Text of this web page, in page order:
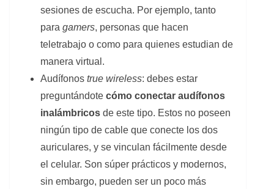
sesiones de escucha. Por ejemplo, tanto
para gamers, personas que hacen
teletrabajo o como para quienes estudian de
manera virtual.
Audífonos true wireless: debes estar
preguntándote cómo conectar audífonos
inalámbricos de este tipo. Estos no poseen
ningún tipo de cable que conecte los dos
auriculares, y se vinculan fácilmente desde
el celular. Son súper prácticos y modernos,
sin embargo, pueden ser un poco más